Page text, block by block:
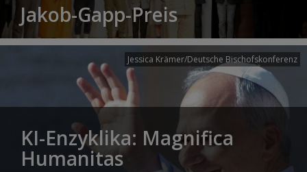
Jakob-Gapp-Preis
Jessica Krämer/Deutsche Bischofskonferenz
KI-Enzyklika: Magnifica
Humanitas